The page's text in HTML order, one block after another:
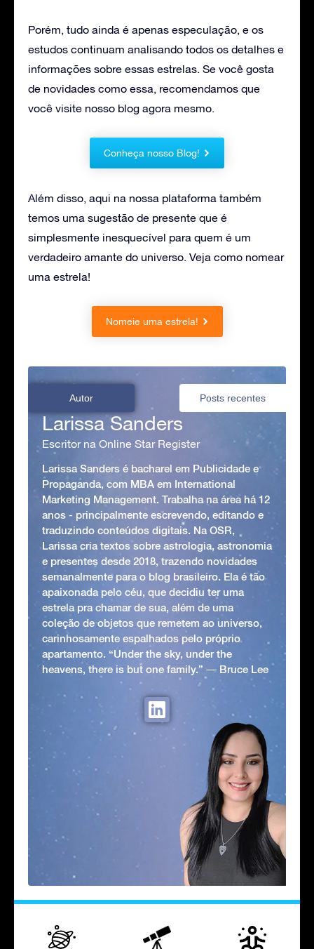
Porém, tudo ainda é apenas especulação, e os
estudos continuam analisando todos os detalhes e
informações sobre essas estrelas. Se você gosta
de novidades como essa, recomendamos que
você visite nosso blog agora mesmo.
Conheça nosso Blog!
Além disso, aqui na nossa plataforma também
temos uma sugestão de presente que é
simplesmente inesquecível para quem é um
verdadeiro amante do universo. Veja como nomear
uma estrela!
Nomeie uma estrela!
Autor Posts recentes
Larissa Sanders
Escritor na Online Star Register
Larissa Sanders é bacharel em Publicidade e
Propaganda, com MBA em International
Marketing Management. Trabalha na área há 12
anos - principalmente escrevendo, editando e
traduzindo conteúdos digitais. Na OSR,
Larissa cria textos sobre astrologia, astronomia
e presentes desde 2018, trazendo novidades
semanalmente para o blog brasileiro. Ela é tão
apaixonada pelo céu, que decidiu ter uma
estrela pra chamar de sua, além de uma
coleção de objetos que remetem ao universo,
carinhosamente espalhados pelo próprio
apartamento. “Under the sky, under the
heavens, there is but one family.” ― Bruce Lee